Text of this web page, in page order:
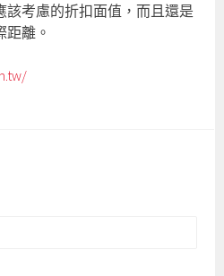
該考慮的折扣面值，而且還是
距離。